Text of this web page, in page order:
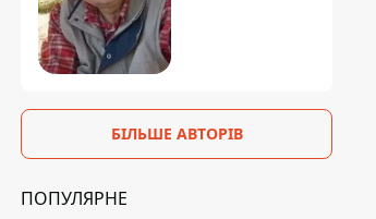
БІЛЬШЕ АВТОРІВ
ПОПУЛЯРНЕ